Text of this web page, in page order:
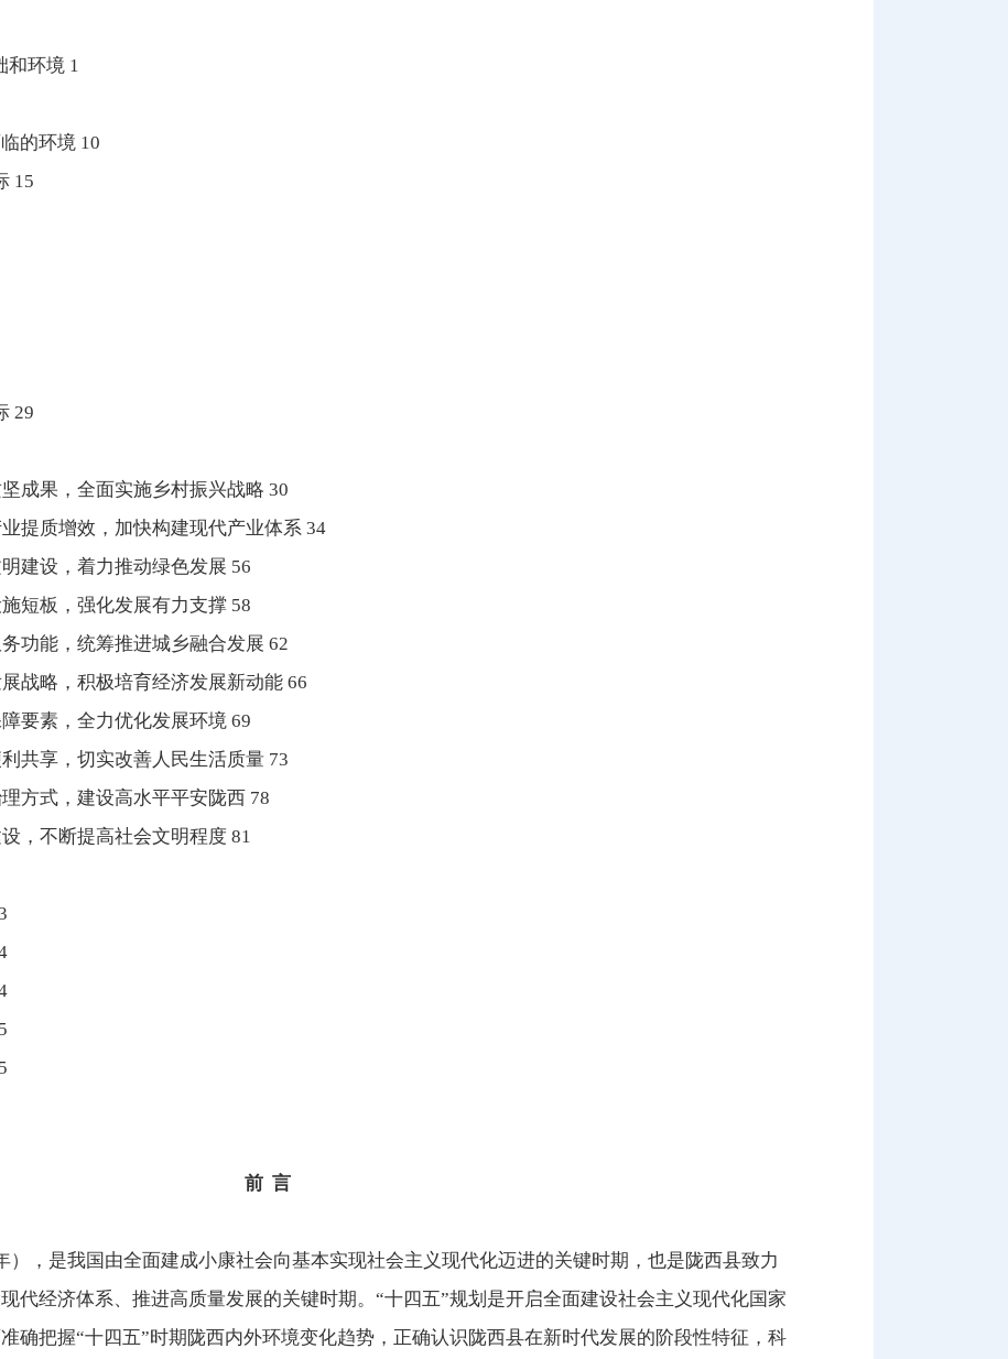
和环境 1
环境 10
15
29
果，全面实施乡村振兴战略 30
质增效，加快构建现代产业体系 34
设，着力推动绿色发展 56
板，强化发展有力支撑 58
能，统筹推进城乡融合发展 62
略，积极培育经济发展新动能 66
素，全力优化发展环境 69
享，切实改善人民生活质量 73
式，建设高水平平安陇西 78
不断提高社会文明程度 81
前 言
），是我国由全面建成小康社会向基本实现社会主义现代化迈进的关键时期，也是陇西县致力
代经济体系、推进高质量发展的关键时期。“十四五”规划是开启全面建设社会主义现代化国家
确把握“十四五”时期陇西内外环境变化趋势，正确认识陇西县在新时代发展的阶段性特征，科